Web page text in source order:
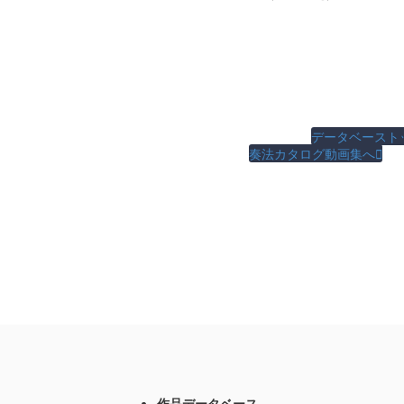
データベースト
奏法カタログ動画集へ